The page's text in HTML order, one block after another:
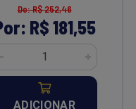
De: R$ 252,46
R$ 181,55
ADICIONAR